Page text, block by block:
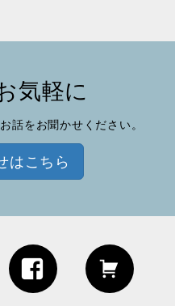
気軽に
話をお聞かせください。
はこちら